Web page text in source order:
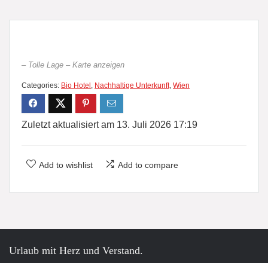
– Tolle Lage – Karte anzeigen
Categories: Bio Hotel Nachhaltige Unterkunft, Wien
Zuletzt aktualisiert am 13. Juli 2026 17:19
Add to wishlist Add to compare
Urlaub mit Herz und Verstand.